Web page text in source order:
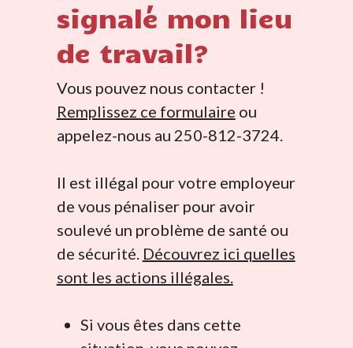
signalé mon lieu
de travail?
Vous pouvez nous contacter !
Remplissez ce formulaire ou
appelez-nous au 250-812-3724.
Il est illégal pour votre employeur
de vous pénaliser pour avoir
soulevé un problème de santé ou
de sécurité. Découvrez ici quelles
sont les actions illégales.
Si vous êtes dans cette